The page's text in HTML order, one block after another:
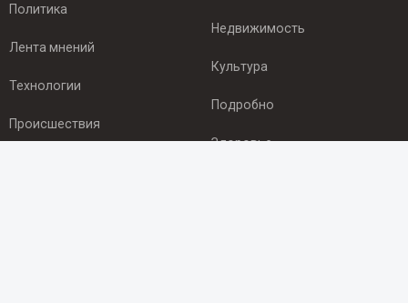
Политика
Лента мнений
Технологии
Происшествия
Недвижимость
Культура
Подробно
Здоровье